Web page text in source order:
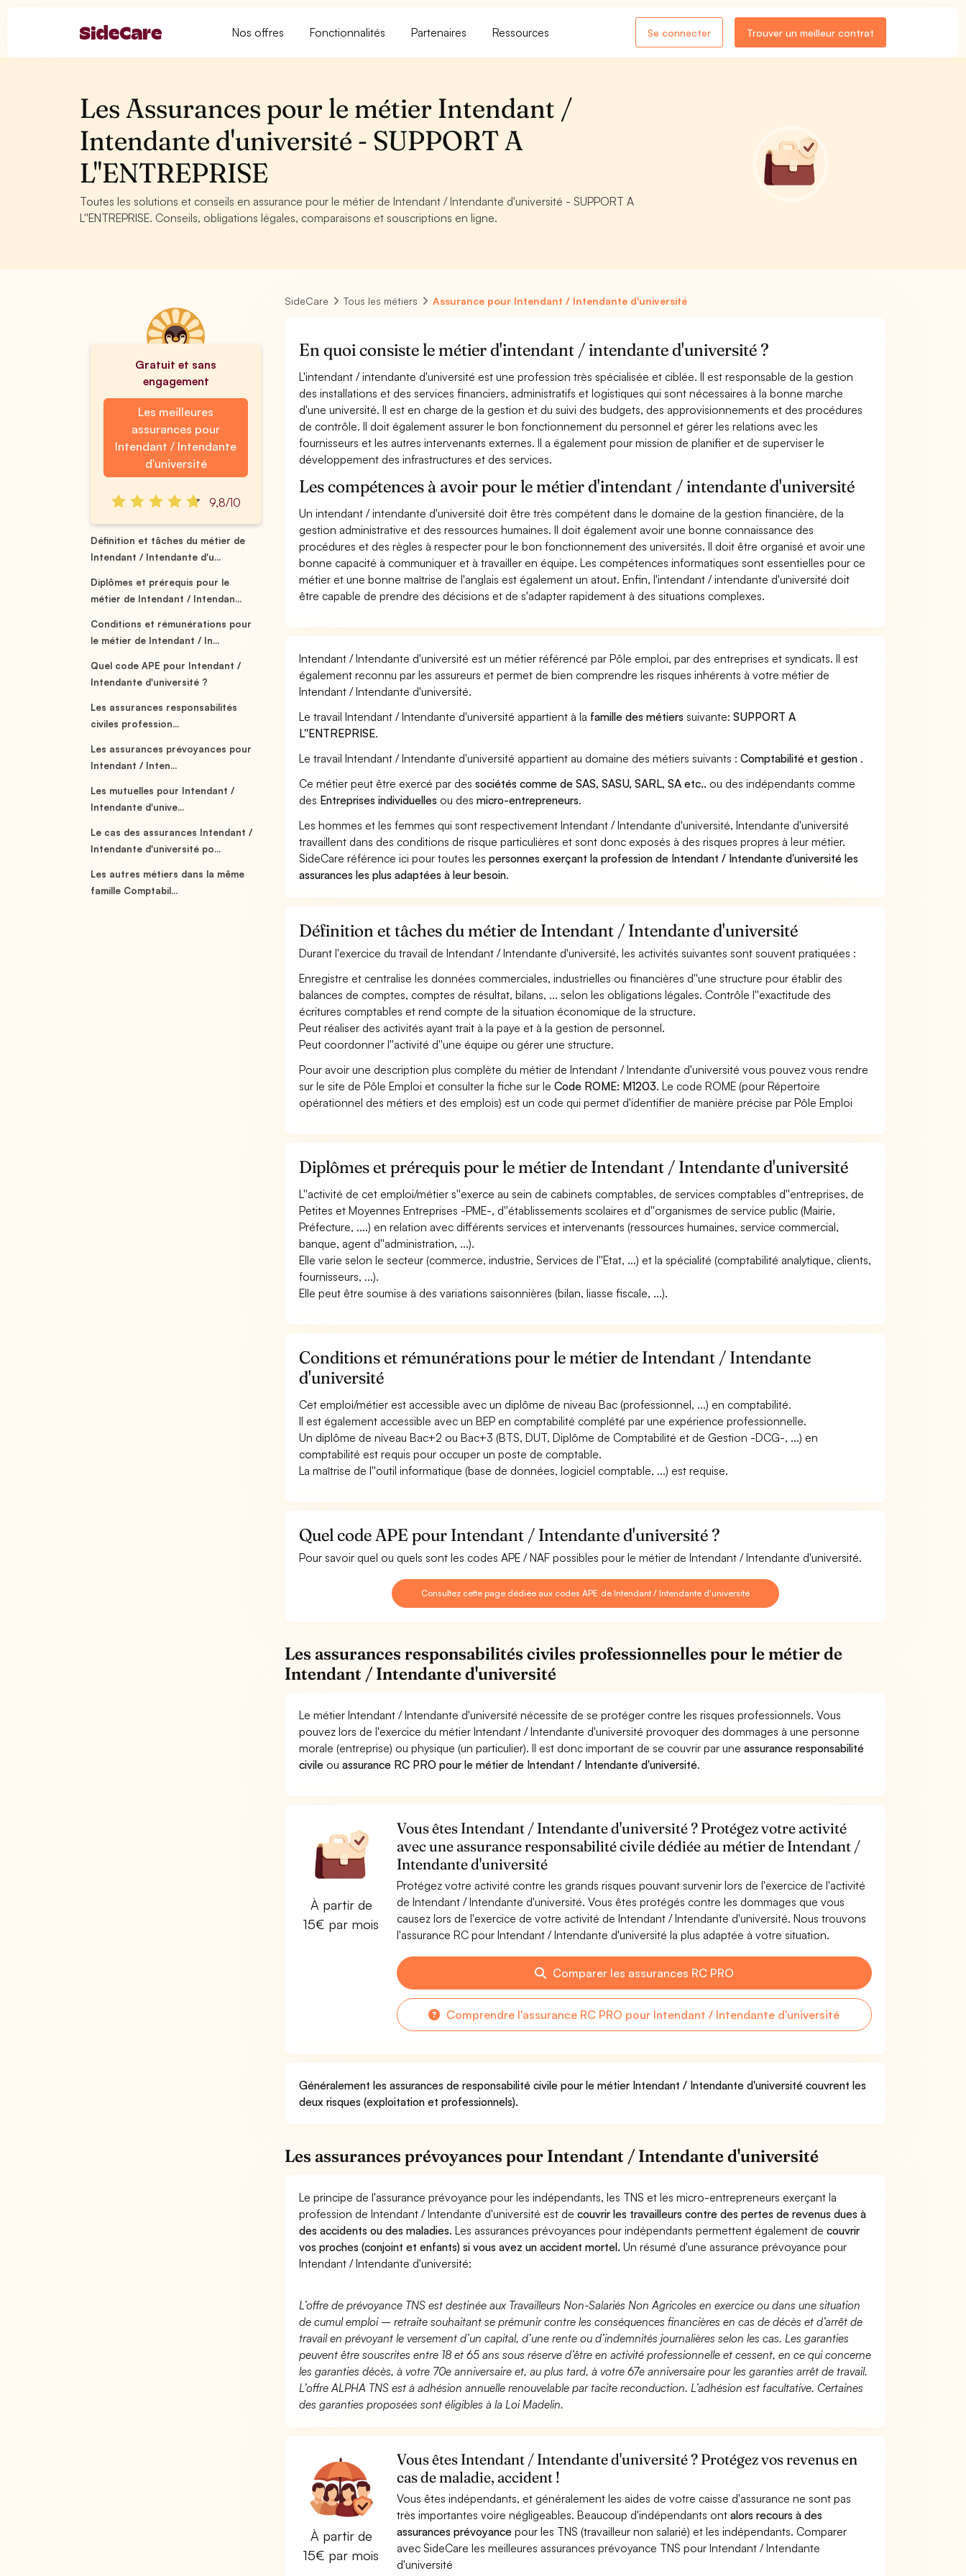
Nos offres Fonctionnalités Partenaires Ressources Se connecter Trouver un meilleur contrat
Les Assurances pour le métier Intendant /
Intendante d'université - SUPPORT A
L''ENTREPRISE
Toutes les solutions et conseils en assurance pour le métier de Intendant / Intendante d'université - SUPPORT A
L''ENTREPRISE. Conseils, obligations légales, comparaisons et souscriptions en ligne.
Gratuit et sans
engagement
Les meilleures
assurances pour
Intendant / Intendante
d'université
9,8/10
Définition et tâches du métier de
Intendant / Intendante d'u...
Diplômes et prérequis pour le
métier de Intendant / Intendan...
Conditions et rémunérations pour
le métier de Intendant / In...
Quel code APE pour Intendant /
Intendante d'université ?
Les assurances responsabilités
civiles profession...
Les assurances prévoyances pour
Intendant / Inten...
Les mutuelles pour Intendant /
Intendante d'unive...
Le cas des assurances Intendant /
Intendante d'université po...
Les autres métiers dans la même
famille Comptabil...
SideCare Tous les métiers Assurance pour Intendant / Intendante d'université
En quoi consiste le métier d'intendant / intendante d'université ?
L'intendant / intendante d'université est une profession très spécialisée et ciblée. Il est responsable de la gestion
des installations et des services financiers, administratifs et logistiques qui sont nécessaires à la bonne marche
d'une université. Il est en charge de la gestion et du suivi des budgets, des approvisionnements et des procédures
de contrôle. Il doit également assurer le bon fonctionnement du personnel et gérer les relations avec les
fournisseurs et les autres intervenants externes. Il a également pour mission de planifier et de superviser le
développement des infrastructures et des services.
Les compétences à avoir pour le métier d'intendant / intendante d'université
Un intendant / intendante d'université doit être très compétent dans le domaine de la gestion financière, de la
gestion administrative et des ressources humaines. Il doit également avoir une bonne connaissance des
procédures et des règles à respecter pour le bon fonctionnement des universités. Il doit être organisé et avoir une
bonne capacité à communiquer et à travailler en équipe. Les compétences informatiques sont essentielles pour ce
métier et une bonne maîtrise de l'anglais est également un atout. Enfin, l'intendant / intendante d'université doit
être capable de prendre des décisions et de s'adapter rapidement à des situations complexes.
Intendant / Intendante d'université est un métier référencé par Pôle emploi, par des entreprises et syndicats. Il est
également reconnu par les assureurs et permet de bien comprendre les risques inhérents à votre métier de
Intendant / Intendante d'université.
Le travail Intendant / Intendante d'université appartient à la famille des métiers suivante:SUPPORT A
L''ENTREPRISE.
Le travail Intendant / Intendante d'université appartient au domaine des métiers suivants :Comptabilité et gestion .
Ce métier peut être exercé par dessociétés comme de SAS, SASU, SARL, SA etc.. ou des indépendants comme
des Entreprises individuelles ou desmicro-entrepreneurs.
Les hommes et les femmes qui sont respectivement Intendant / Intendante d'université, Intendante d'université
travaillent dans des conditions de risque particulières et sont donc exposés à des risques propres à leur métier.
SideCare référence ici pour toutes lespersonnes exerçant la profession de Intendant / Intendante d'université les
assurances les plus adaptées à leur besoin.
Définition et tâches du métier de Intendant / Intendante d'université
Durant l'exercice du travail de Intendant / Intendante d'université, les activités suivantes sont souvent pratiquées :
Enregistre et centralise les données commerciales, industrielles ou financières d''une structure pour établir des
balances de comptes, comptes de résultat, bilans, ... selon les obligations légales. Contrôle l''exactitude des
écritures comptables et rend compte de la situation économique de la structure.
Peut réaliser des activités ayant trait à la paye et à la gestion de personnel.
Peut coordonner l''activité d''une équipe ou gérer une structure.
Pour avoir une description plus complète du métier de Intendant / Intendante d'université vous pouvez vous rendre
sur le site de Pôle Emploi et consulter la fiche sur leCode ROME: M1203. Le code ROME (pour Répertoire
opérationnel des métiers et des emplois) est un code qui permet d'identifier de manière précise par Pôle Emploi
Diplômes et prérequis pour le métier de Intendant / Intendante d'université
L''activité de cet emploi/métier s''exerce au sein de cabinets comptables, de services comptables d''entreprises, de
Petites et Moyennes Entreprises -PME-, d''établissements scolaires et d''organismes de service public (Mairie,
Préfecture, ....) en relation avec différents services et intervenants (ressources humaines, service commercial,
banque, agent d''administration, ...).
Elle varie selon le secteur (commerce, industrie, Services de l''Etat, ...) et la spécialité (comptabilité analytique, clients,
fournisseurs, ...).
Elle peut être soumise à des variations saisonnières (bilan, liasse fiscale, ...).
Conditions et rémunérations pour le métier de Intendant / Intendante
d'université
Cet emploi/métier est accessible avec un diplôme de niveau Bac (professionnel, ...) en comptabilité.
Il est également accessible avec un BEP en comptabilité complété par une expérience professionnelle.
Un diplôme de niveau Bac+2 ou Bac+3 (BTS, DUT, Diplôme de Comptabilité et de Gestion -DCG-, ...) en
comptabilité est requis pour occuper un poste de comptable.
La maîtrise de l''outil informatique (base de données, logiciel comptable, ...) est requise.
Quel code APE pour Intendant / Intendante d'université ?
Pour savoir quel ou quels sont les codes APE / NAF possibles pour le métier de Intendant / Intendante d'université.
Consultez cette page dédiée aux codes APE de Intendant / Intendante d'université
Les assurances responsabilités civiles professionnelles pour le métier de
Intendant / Intendante d'université
Le métier Intendant / Intendante d'université nécessite de se protéger contre les risques professionnels. Vous
pouvez lors de l'exercice du métier Intendant / Intendante d'université provoquer des dommages à une personne
morale (entreprise) ou physique (un particulier). Il est donc important de se couvrir par uneassurance responsabilité
civile ouassurance RC PRO pour le métier de Intendant / Intendante d'université.
À partir de
15€ par mois
Vous êtes Intendant / Intendante d'université ? Protégez votre activité
avec une assurance responsabilité civile dédiée au métier de Intendant /
Intendante d'université
Protégez votre activité contre les grands risques pouvant survenir lors de l'exercice de l'activité
de Intendant / Intendante d'université. Vous êtes protégés contre les dommages que vous
causez lors de l'exercice de votre activité de Intendant / Intendante d'université. Nous trouvons
l'assurance RC pour Intendant / Intendante d'université la plus adaptée à votre situation.
Comparer les assurances RC PRO
Comprendre l'assurance RC PRO pour Intendant / Intendante d'université
Généralement les assurances de responsabilité civile pour le métier Intendant / Intendante d'université couvrent les
deux risques (exploitation et professionnels).
Les assurances prévoyances pour Intendant / Intendante d'université
Le principe de l'assurance prévoyance pour les indépendants, les TNS et les micro-entrepreneurs exerçant la
profession de Intendant / Intendante d'université est decouvrir les travailleurs contre des pertes de revenus dues à
des accidents ou des maladies. Les assurances prévoyances pour indépendants permettent également decouvrir
vos proches (conjoint et enfants) si vous avez un accident mortel. Un résumé d'une assurance prévoyance pour
Intendant / Intendante d'université:
L’offre de prévoyance TNS est destinée aux Travailleurs Non-Salariés Non Agricoles en exercice ou dans une situation
de cumul emploi – retraite souhaitant se prémunir contre les conséquences financières en cas de décès et d’arrêt de
travail en prévoyant le versement d’un capital, d’une rente ou d’indemnités journalières selon les cas. Les garanties
peuvent être souscrites entre 18 et 65 ans sous réserve d’être en activité professionnelle et cessent, en ce qui concerne
les garanties décès, à votre 70e anniversaire et, au plus tard, à votre 67e anniversaire pour les garanties arrêt de travail.
L’offre ALPHA TNS est à adhésion annuelle renouvelable par tacite reconduction. L’adhésion est facultative. Certaines
des garanties proposées sont éligibles à la Loi Madelin.
À partir de
15€ par mois
Vous êtes Intendant / Intendante d'université ? Protégez vos revenus en
cas de maladie, accident !
Vous êtes indépendants, et généralement les aides de votre caisse d'assurance ne sont pas
très importantes voire négligeables. Beaucoup d'indépendants ont alors recours à des
assurances prévoyancepour les TNS (travailleur non salarié) et les indépendants. Comparer
avec SideCare les meilleures assurances prévoyance TNS pour Intendant / Intendante
d'université